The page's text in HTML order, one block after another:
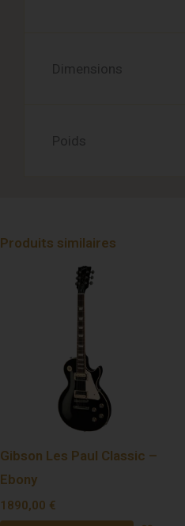
Dimensions
Poids
Produits similaires
Gibson Les Paul Classic –
Ebony
1890,00 €